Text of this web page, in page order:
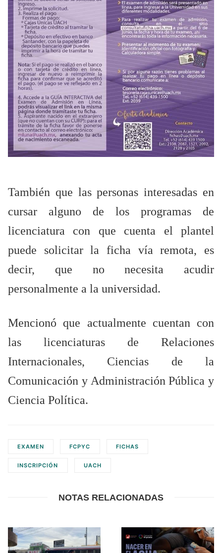
También que las personas interesadas en
cursar alguno de los programas de
licenciatura con que cuenta el plantel
puede solicitar la ficha vía remota, es
decir, que no necesita acudir
personalmente a la universidad.
Mencionó que actualmente cuentan con
las licenciaturas de Relaciones
Internacionales, Ciencias de la
Comunicación y Administración Pública y
Ciencia Política.
EXAMEN FCPYC FICHAS
INSCRIPCIÓN UACH
NOTAS RELACIONADAS